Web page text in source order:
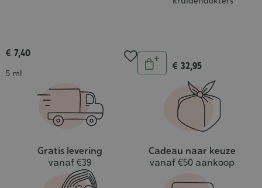
€ 7,40
Inhoud
5 ml
Aantal
In
winkelwagen
€ 32,95
Gratis levering
vanaf €39
Cadeau naar keuze
vanaf €50 aankoop